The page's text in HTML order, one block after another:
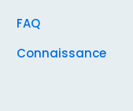
FAQ
Connaissance